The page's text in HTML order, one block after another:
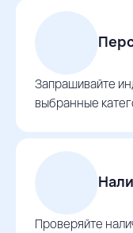
Запрашивайте
выбранные
Проверяйте